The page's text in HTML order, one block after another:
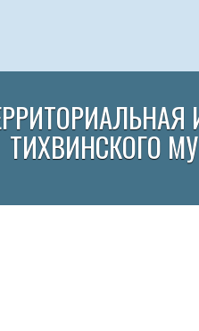
ТИХВИНСКОГО